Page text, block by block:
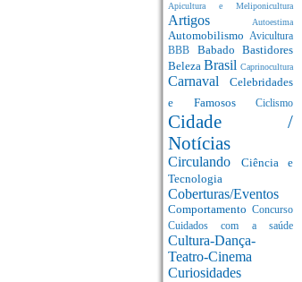
Apicultura e Meliponicultura
Artigos Autoestima
Automobilismo Avicultura
BBB Babado Bastidores
Beleza Brasil Caprinocultura
Carnaval Celebridades
e Famosos Ciclismo
Cidade /
Notícias
Circulando Ciência e
Tecnologia
Coberturas/Eventos
Comportamento Concurso
Cuidados com a saúde
Cultura-Dança-
Teatro-Cinema
Curiosidades